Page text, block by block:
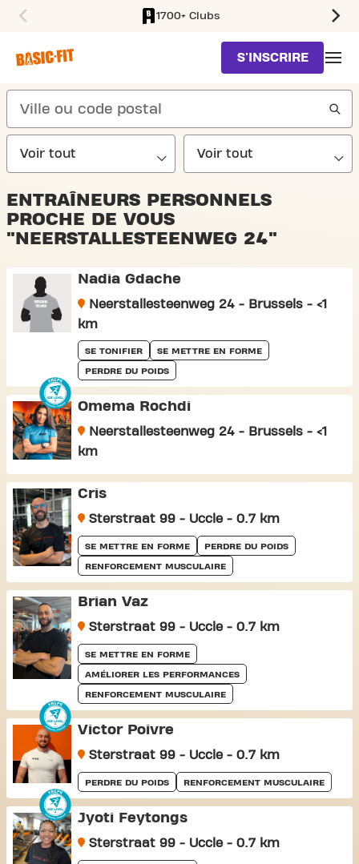
1700+ Clubs
S'INSCRIRE
search
ENTRAÎNEURS PERSONNELS
PROCHE DE VOUS
"NEERSTALLESTEENWEG 24"
Nadia Gdache
Neerstallesteenweg 24 - Brussels - <1
km
SE TONIFIER SE METTRE EN FORME
PERDRE DU POIDS
Omema Rochdi
Neerstallesteenweg 24 - Brussels - <1
km
Cris
Sterstraat 99 - Uccle - 0.7 km
SE METTRE EN FORME PERDRE DU POIDS
RENFORCEMENT MUSCULAIRE
Brian Vaz
Sterstraat 99 - Uccle - 0.7 km
SE METTRE EN FORME
AMÉLIORER LES PERFORMANCES
RENFORCEMENT MUSCULAIRE
Victor Poivre
Sterstraat 99 - Uccle - 0.7 km
PERDRE DU POIDS RENFORCEMENT MUSCULAIRE
Jyoti Feytongs
Sterstraat 99 - Uccle - 0.7 km